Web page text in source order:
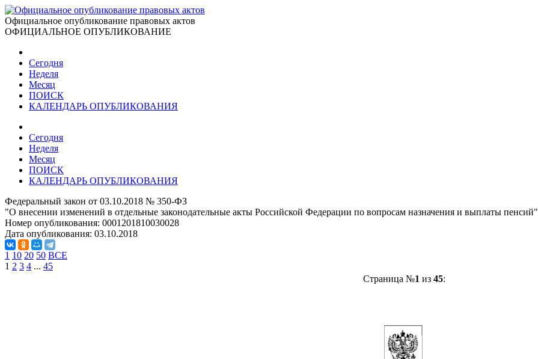
Официальное опубликование правовых актов
ОФИЦИАЛЬНОЕ ОПУБЛИКОВАНИЕ
Сегодня
Неделя
Месяц
ПОИСК
КАЛЕНДАРЬ ОПУБЛИКОВАНИЯ
Сегодня
Неделя
Месяц
ПОИСК
КАЛЕНДАРЬ ОПУБЛИКОВАНИЯ
Федеральный закон от 03.10.2018 № 350-ФЗ
"О внесении изменений в отдельные законодательные акты Российской Федерации по вопросам назначения и выплаты пенсий"
Номер опубликования: 0001201810030028
Дата опубликования: 03.10.2018
1 10 20 50 ВСЕ
1 2 3 4 ... 45
Страница №1 из 45: